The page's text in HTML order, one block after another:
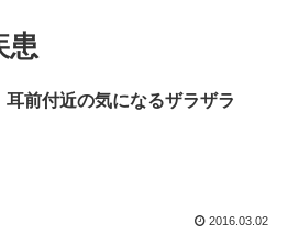
患
耳前付近の気になるザラザラ
2016.03.02